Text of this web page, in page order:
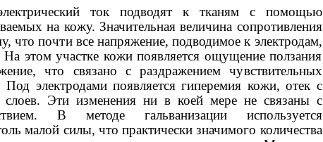
ток подводят к тканям с помощью
на кожу. Значительная величина сопротивления
что почти все напряжение, подводимое к электродам,
этом участке кожи появляется ощущение ползания
что связано с раздражением чувствительных
электродами появляется гиперемия кожи, отек с
слоев. Эти изменения ни в коей мере не связаны с
В методе гальванизации используется
малой силы, что практически значимого количества